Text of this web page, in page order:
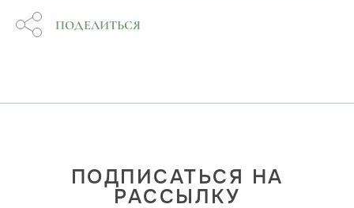
ПОДЕЛИТЬСЯ
ПОДПИСАТЬСЯ НА
РАССЫЛКУ